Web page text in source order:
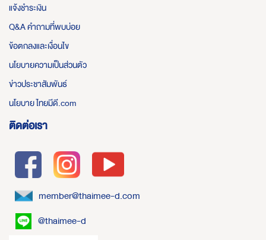
แจ้งชำระเงิน
Q&A คำถามที่พบบ่อย
ข้อตกลงและเงื่อนไข
นโยบายความเป็นส่วนตัว
ข่าวประชาสัมพันธ์
นโยบาย ไทยมีดี.com
ติดต่อเรา
member@thaimee-d.com
@thaimee-d